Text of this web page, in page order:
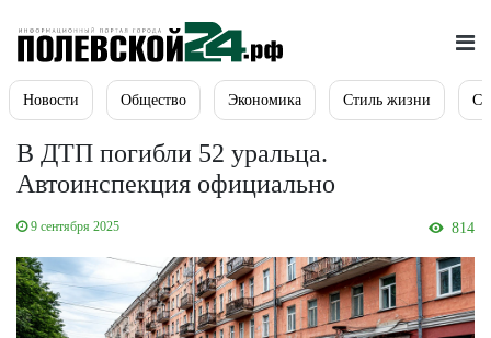
Новости Общество Экономика Стиль жизни
В ДТП погибли 52 уральца.
Автоинспекция официально
9 сентября 2025 814